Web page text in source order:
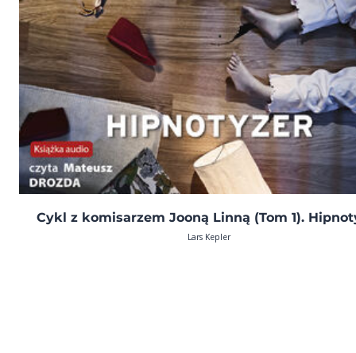
Cykl z komisarzem Jooną Linną (Tom 1).
Lars Kepler